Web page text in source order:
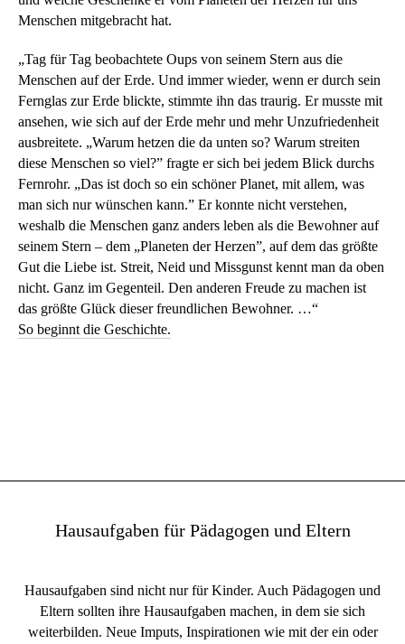
Menschen mitgebracht hat.
„Tag für Tag beobachtete Oups von seinem Stern aus die
Menschen auf der Erde. Und immer wieder, wenn er durch sein
Fernglas zur Erde blickte, stimmte ihn das traurig. Er musste mit
ansehen, wie sich auf der Erde mehr und mehr Unzufriedenheit
ausbreitete. „Warum hetzen die da unten so? Warum streiten
diese Menschen so viel?” fragte er sich bei jedem Blick durchs
Fernrohr. „Das ist doch so ein schöner Planet, mit allem, was
man sich nur wünschen kann.” Er konnte nicht verstehen,
weshalb die Menschen ganz anders leben als die Bewohner auf
seinem Stern – dem „Planeten der Herzen”, auf dem das größte
Gut die Liebe ist. Streit, Neid und Missgunst kennt man da oben
nicht. Ganz im Gegenteil. Den anderen Freude zu machen ist
das größte Glück dieser freundlichen Bewohner. …“
So beginnt die Geschichte.
Hausaufgaben für Pädagogen und Eltern
Hausaufgaben sind nicht nur für Kinder. Auch Pädagogen und
Eltern sollten ihre Hausaufgaben machen, in dem sie sich
weiterbilden. Neue Imputs, Inspirationen wie mit der ein oder